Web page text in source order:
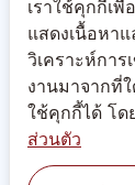
เราใช้คุกกี้เ
แสดงเนื้อหา
วิเคราะห์การ
งานมาจากที่
ใช้คุกกี้ได้ โด
ส่วนตัว